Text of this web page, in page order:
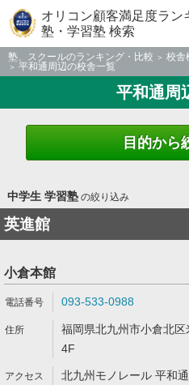
オリコン顧客満足度ラン
塾・学習塾 検索
塾、スクールのランキング・比較 校舎
平和通周辺の校舎一覧
平和通周
目的から
中学生 学習塾の絞り込み
英進館
小倉本館
093-533-0988
福岡県北九州市小倉北
4F
北九州モノレール 平和